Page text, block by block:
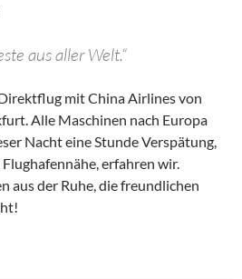
aus aller Welt.“
mit China Airlines von
Alle Maschinen nach Europa
Nacht eine Stunde Verspätung,
erfahren wir.
aus der Ruhe, die freundlichen